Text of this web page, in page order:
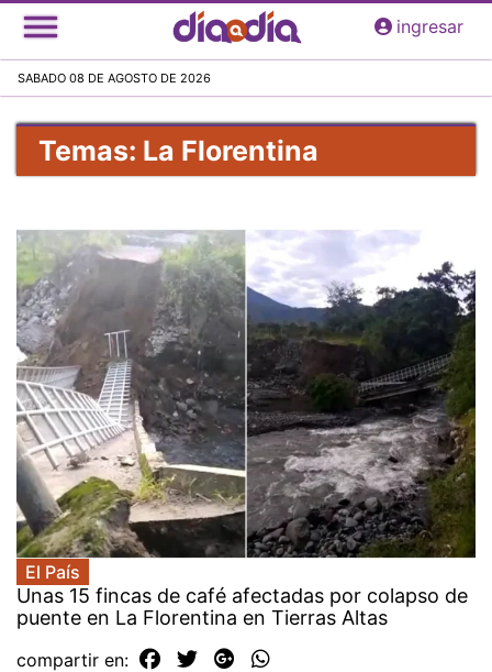
Pasar
al
principal
ingresar
SABADO 08 DE AGOSTO DE 2026
Temas: La Florentina
El País
Unas 15 fincas de café afectadas por colapso de
puente en La Florentina en Tierras Altas
compartir en: